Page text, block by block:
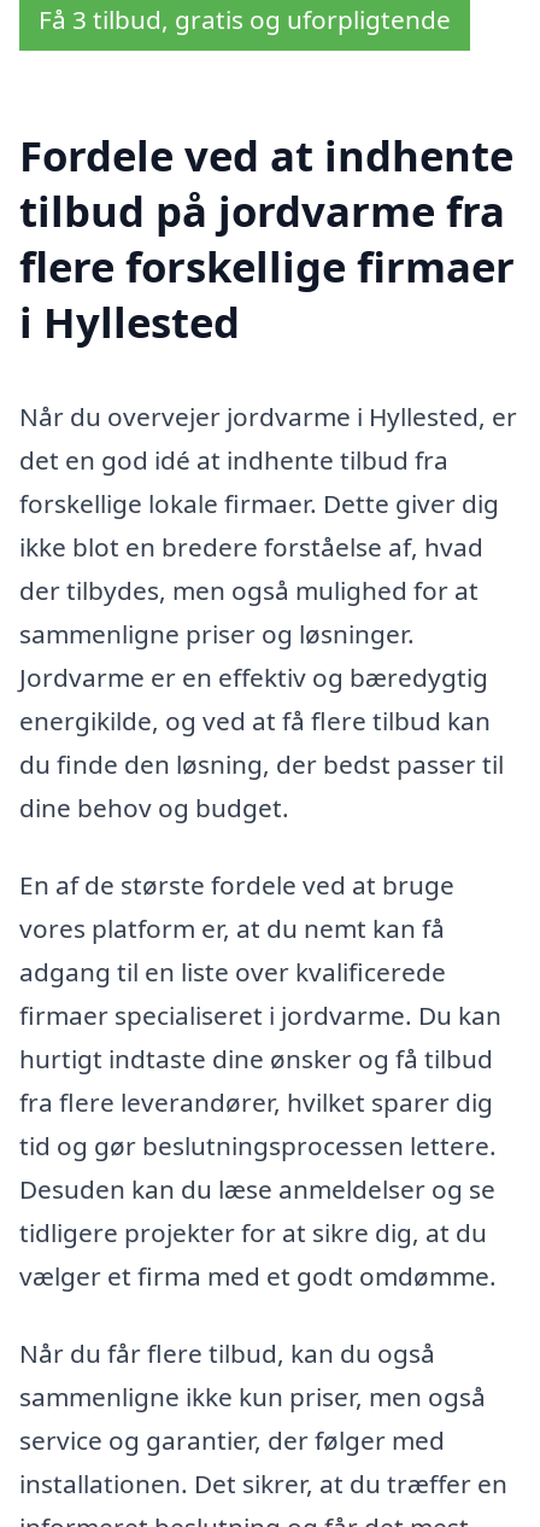
Få 3 tilbud, gratis og uforpligtende
Fordele ved at indhente
tilbud på jordvarme fra
flere forskellige firmaer
i Hyllested
Når du overvejer jordvarme i Hyllested, er
det en god idé at indhente tilbud fra
forskellige lokale firmaer. Dette giver dig
ikke blot en bredere forståelse af, hvad
der tilbydes, men også mulighed for at
sammenligne priser og løsninger.
Jordvarme er en effektiv og bæredygtig
energikilde, og ved at få flere tilbud kan
du finde den løsning, der bedst passer til
dine behov og budget.
En af de største fordele ved at bruge
vores platform er, at du nemt kan få
adgang til en liste over kvalificerede
firmaer specialiseret i jordvarme. Du kan
hurtigt indtaste dine ønsker og få tilbud
fra flere leverandører, hvilket sparer dig
tid og gør beslutningsprocessen lettere.
Desuden kan du læse anmeldelser og se
tidligere projekter for at sikre dig, at du
vælger et firma med et godt omdømme.
Når du får flere tilbud, kan du også
sammenligne ikke kun priser, men også
service og garantier, der følger med
installationen. Det sikrer, at du træffer en